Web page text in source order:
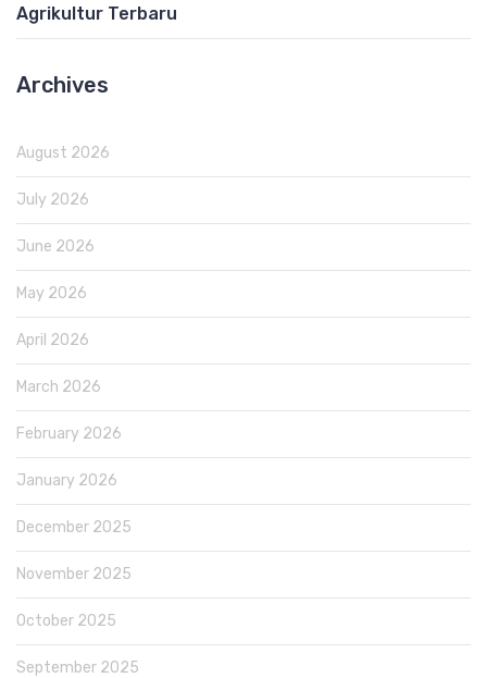
Agrikultur Terbaru
Archives
August 2026
July 2026
June 2026
May 2026
April 2026
March 2026
February 2026
January 2026
December 2025
November 2025
October 2025
September 2025